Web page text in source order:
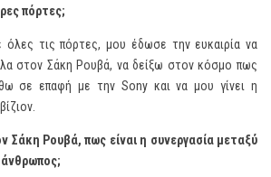
πόρτες;
τις πόρτες, μου έδωσε την ευκαιρία να
στον Σάκη Ρουβά, να δείξω στον κόσμο πως
σε επαφή με την Sony και να μου γίνει η
Σάκη Ρουβά, πως είναι η συνεργασία μεταξύ
άνθρωπος;